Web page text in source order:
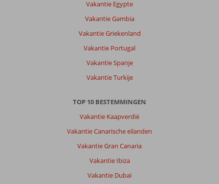
Vakantie Egypte
Vakantie Gambia
Vakantie Griekenland
Vakantie Portugal
Vakantie Spanje
Vakantie Turkije
TOP 10 BESTEMMINGEN
Vakantie Kaapverdië
Vakantie Canarische eilanden
Vakantie Gran Canaria
Vakantie Ibiza
Vakantie Dubai